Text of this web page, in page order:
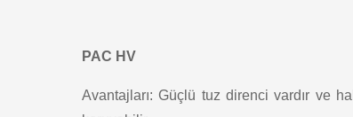
PAC HV
Avantajları: Güçlü tuz direnci vardır ve